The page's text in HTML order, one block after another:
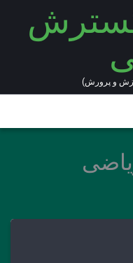
و پرورش)